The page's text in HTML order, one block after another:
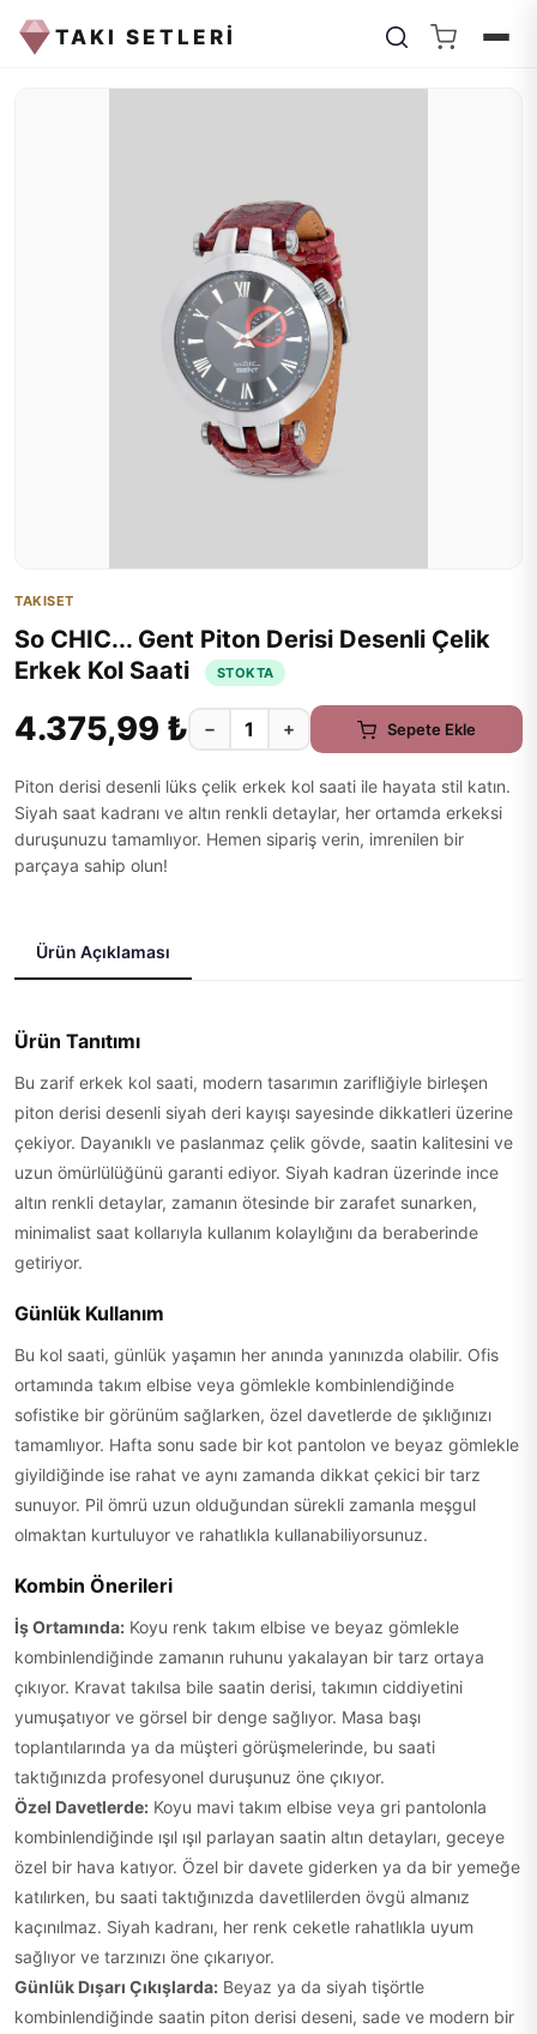
TAKI SETLERİ
TAKISET
So CHIC... Gent Piton Derisi Desenli Çelik
Erkek Kol Saati
STOKTA
4.375,99 ₺ − + Sepete Ekle
Piton derisi desenli lüks çelik erkek kol saati ile hayata stil katın.
Siyah saat kadranı ve altın renkli detaylar, her ortamda erkeksi
duruşunuzu tamamlıyor. Hemen sipariş verin, imrenilen bir
parçaya sahip olun!
Ürün Açıklaması
Ürün Tanıtımı
Bu zarif erkek kol saati, modern tasarımın zarifliğiyle birleşen
piton derisi desenli siyah deri kayışı sayesinde dikkatleri üzerine
çekiyor. Dayanıklı ve paslanmaz çelik gövde, saatin kalitesini ve
uzun ömürlülüğünü garanti ediyor. Siyah kadran üzerinde ince
altın renkli detaylar, zamanın ötesinde bir zarafet sunarken,
minimalist saat kollarıyla kullanım kolaylığını da beraberinde
getiriyor.
Günlük Kullanım
Bu kol saati, günlük yaşamın her anında yanınızda olabilir. Ofis
ortamında takım elbise veya gömlekle kombinlendiğinde
sofistike bir görünüm sağlarken, özel davetlerde de şıklığınızı
tamamlıyor. Hafta sonu sade bir kot pantolon ve beyaz gömlekle
giyildiğinde ise rahat ve aynı zamanda dikkat çekici bir tarz
sunuyor. Pil ömrü uzun olduğundan sürekli zamanla meşgul
olmaktan kurtuluyor ve rahatlıkla kullanabiliyorsunuz.
Kombin Önerileri
İş Ortamında: Koyu renk takım elbise ve beyaz gömlekle
kombinlendiğinde zamanın ruhunu yakalayan bir tarz ortaya
çıkıyor. Kravat takılsa bile saatin derisi, takımın ciddiyetini
yumuşatıyor ve görsel bir denge sağlıyor. Masa başı
toplantılarında ya da müşteri görüşmelerinde, bu saati
taktığınızda profesyonel duruşunuz öne çıkıyor.
Özel Davetlerde: Koyu mavi takım elbise veya gri pantolonla
kombinlendiğinde ışıl ışıl parlayan saatin altın detayları, geceye
özel bir hava katıyor. Özel bir davete giderken ya da bir yemeğe
katılırken, bu saati taktığınızda davetlilerden övgü almanız
kaçınılmaz. Siyah kadranı, her renk ceketle rahatlıkla uyum
sağlıyor ve tarzınızı öne çıkarıyor.
Günlük Dışarı Çıkışlarda: Beyaz ya da siyah tişörtle
kombinlendiğinde saatin piton derisi deseni, sade ve modern bir